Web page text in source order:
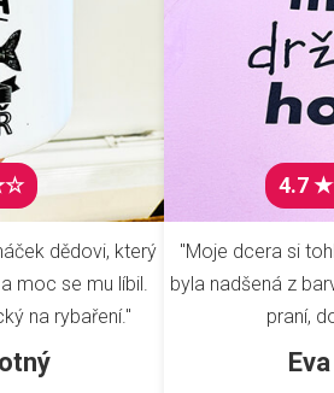
dědovi, který
moc se mu líbil.
na rybaření."
4.7
"Moje dcera si
byla nadšená z
praní,